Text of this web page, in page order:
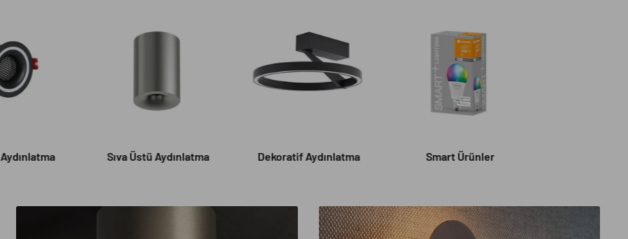
Aydınlatma Sıva Üstü Aydınlatma Dekoratif Aydınlatma Smart Ürünler